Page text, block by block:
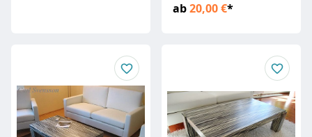
ab20,00 €*